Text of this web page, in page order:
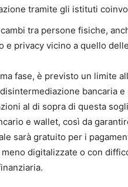
tramite gli istituti
tra persone fisiche,
e privacy vicino a quello
fase, è previsto un limite
bancaria
al di sopra di questa
e wallet, così da
sarà gratuito per i
digitalizzate o con